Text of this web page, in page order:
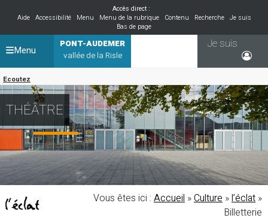
Accès direct :
Aide
Accessibilité Menu Menu de la rubrique Contenu Recherche
Je suis
Bas de page
PONT-AUDEMER
vallée de la Risle
Ecoutez
Je suis
Menu
THÉÂTRE
Vous êtes ici : Accueil »Culture »l’éclat »
Billetterie